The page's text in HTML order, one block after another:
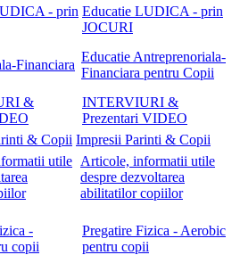
Educatie LUDICA - prin
JOCURI
Educatie Antreprenoriala-
Financiara pentru Copii
INTERVIURI &
Prezentari VIDEO
Impresii Parinti & Copii
Articole, informatii utile
despre dezvoltarea
abilitatilor copiilor
Pregatire Fizica - Aerobic
pentru copii